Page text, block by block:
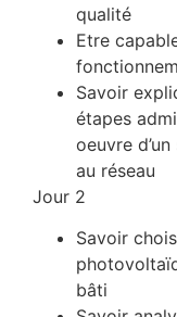
qualité
Etre
Savoir
étapes
oeuvre
au réseau
Jour 2
Savoir
bâti